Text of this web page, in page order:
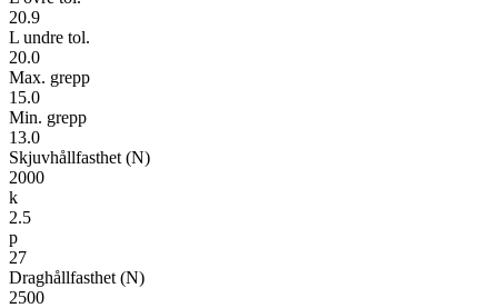
20.9
L undre tol.
20.0
Max. grepp
15.0
Min. grepp
13.0
Skjuvhållfasthet (N)
2000
k
2.5
p
27
Draghållfasthet (N)
2500